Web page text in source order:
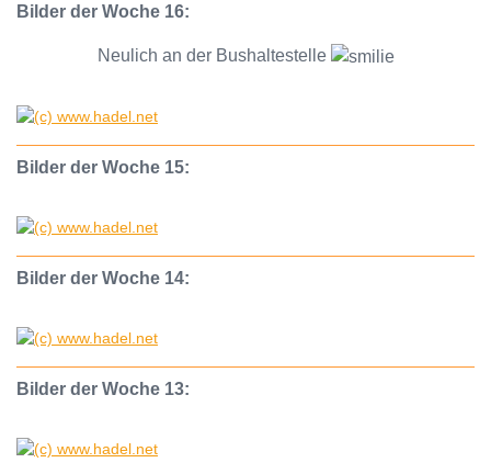
Bilder der Woche 16:
Neulich an der Bushaltestelle
Bilder der Woche 15:
Bilder der Woche 14:
Bilder der Woche 13: